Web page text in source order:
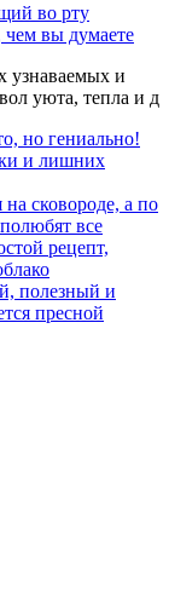
во рту
чем вы думаете
узнаваемых и
уюта, тепла и д
но гениально!
и лишних
сковороде, а по
все
рецепт,
полезный и
пресной